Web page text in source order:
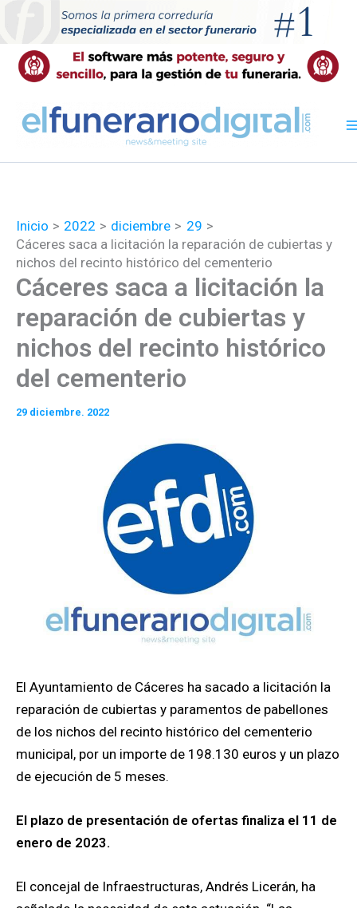
contenido
Inicio 2022 diciembre
29
Cáceres saca a licitación la reparación de cubiertas y
nichos del recinto histórico del cementerio
Cáceres saca a licitación la
reparación de cubiertas y
nichos del recinto histórico
del cementerio
29 diciembre. 2022
El Ayuntamiento de Cáceres ha sacado a licitación la
reparación de cubiertas y paramentos de pabellones
de los nichos del recinto histórico del cementerio
municipal, por un importe de 198.130 euros y un plazo
de ejecución de 5 meses.
El plazo de presentación de ofertas finaliza el 11 de
enero de 2023.
El concejal de Infraestructuras, Andrés Licerán, ha